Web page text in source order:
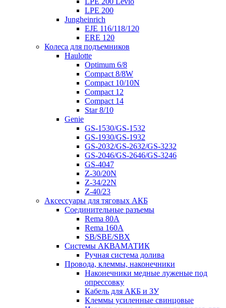
LPE 200
Jungheinrich
EJE 116/118/120
ERE 120
Колеса для подъемников
Haulotte
Optimum 6/8
Compact 8/8W
Compact 10/10N
Compact 12
Compact 14
Star 8/10
Genie
GS-1530/GS-1532
GS-1930/GS-1932
GS-2032/GS-2632/GS-3232
GS-2046/GS-2646/GS-3246
GS-4047
Z-30/20N
Z-34/22N
Z-40/23
Аксессуары для тяговых АКБ
Соединительные разъемы
Rema 80A
Rema 160A
SB/SBE/SBX
Системы АКВАМАТИК
Ручная система долива
Провода, клеммы, наконечники
Наконечники медные луженые под
опрессовку
Кабель для АКБ и ЗУ
Клеммы усиленные свинцовые